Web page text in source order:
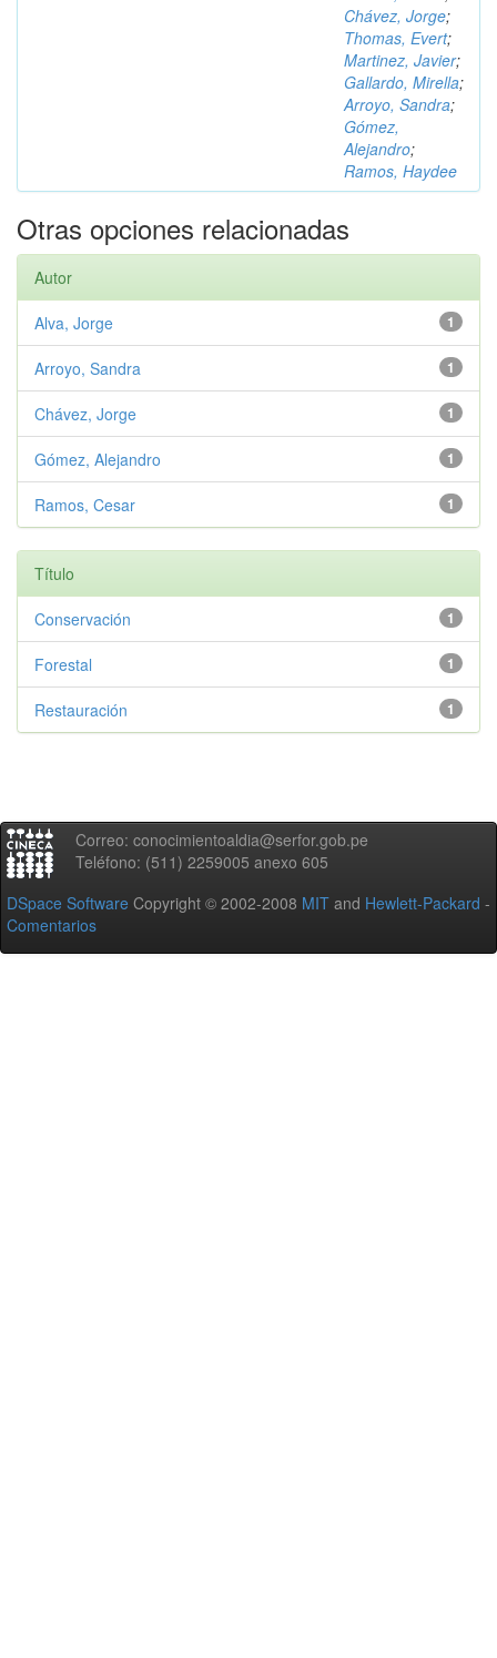
Chávez, Jorge;
Thomas, Evert;
Martinez, Javier;
Gallardo, Mirella;
Arroyo, Sandra;
Gómez,
Alejandro;
Ramos, Haydee
Otras opciones relacionadas
Autor
1
Alva, Jorge
1
Arroyo, Sandra
1
Chávez, Jorge
1
Gómez, Alejandro
1
Ramos, Cesar
Título
1
Conservación
1
Forestal
1
Restauración
Correo: conocimientoaldia@serfor.gob.pe
Teléfono: (511) 2259005 anexo 605
DSpace Software Copyright © 2002-2008 MIT and Hewlett-Packard -
Comentarios